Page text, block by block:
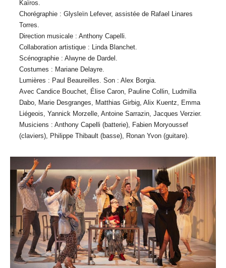
Kaïros.
Chorégraphie : Glysleïn Lefever, assistée de Rafael Linares
Torres.
Direction musicale : Anthony Capelli.
Collaboration artistique : Linda Blanchet.
Scénographie : Alwyne de Dardel.
Costumes : Mariane Delayre.
Lumières : Paul Beaureilles. Son : Alex Borgia.
Avec Candice Bouchet, Élise Caron, Pauline Collin, Ludmilla
Dabo, Marie Desgranges, Matthias Girbig, Alix Kuentz, Emma
Liégeois, Yannick Morzelle, Antoine Sarrazin, Jacques Verzier.
Musiciens : Anthony Capelli (batterie), Fabien Moryoussef
(claviers), Philippe Thibault (basse), Ronan Yvon (guitare).